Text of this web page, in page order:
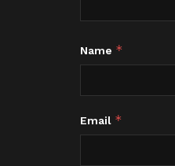
Name *
Email *